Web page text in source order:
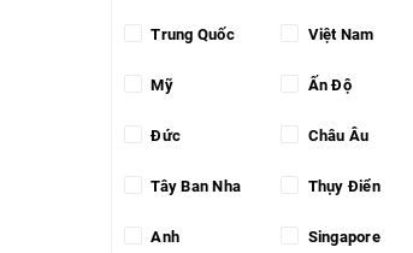
Trung Quốc Việt Nam
Mỹ Ấn Độ
Đức Châu Âu
Tây Ban Nha Thụy Điển
Anh Singapore